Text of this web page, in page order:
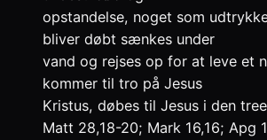
opstandelse, noget som
bliver døbt sænkes under
vand og rejses op for at leve et
kommer til tro på Jesus
Kristus, døbes til Jesus i den
Matt 28,18-20; Mark 16,16; Apg